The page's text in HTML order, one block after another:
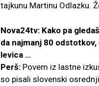
tajkunu Martinu Odlazku.
Nova24tv: Kako pa
da najmanj 80
levica …
Perš: Povem iz lastne
so pisali slovenski